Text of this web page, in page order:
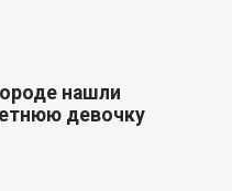
нашли
девочку